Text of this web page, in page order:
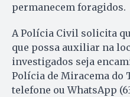
permanecem foragidos.
A Polícia Civil solicita
que possa auxiliar na
investigados seja
Polícia de Miracema do
telefone ou WhatsApp